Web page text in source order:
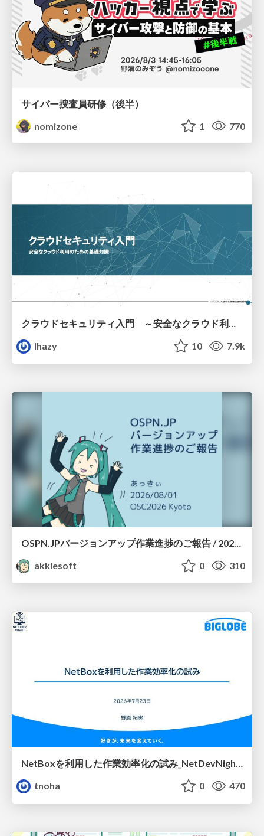
サイバー捜査員研修（後半）
nomizone
1 770
クラウドセキュリティ入門 ～安全なクラウド利用のための基礎知識～
lhazy
10 7.9k
OSPN.JPバージョンアップ作業進捗のご報告 / 20260801-osc26kyoto
akkiesoft
0 310
tnoha
0 470